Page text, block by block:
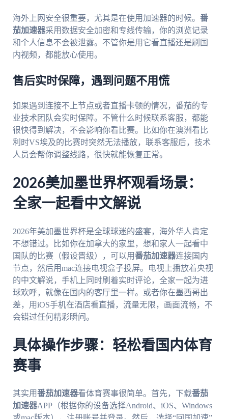
海外上网安全很重要，尤其是在使用加速器的时候。 番
茄加速器采用数据安全加密和专线传输，你的浏览记录
和个人信息不会被泄露。不管你是用它看直播还是刷国
内视频，都能放心使用。
售后实时保障，遇到问题不用慌
如果遇到连接不上节点或者直播卡顿的情况，番茄的专
业技术团队会实时保障。不管什么时候联系客服，都能
很快得到解决，不会影响你看比赛。比如你在澳洲看比
利时VS埃及的比赛时突然无法播放，联系客服后，技术
人员会帮你调整线路，很快就能恢复正常。
2026美加墨世界杯观看场景：
全家一起看中文解说
2026年美加墨世界杯是全球球迷的盛宴，海外华人肯定
不想错过。比如你在加拿大的家里，想和家人一起看中
国队的比赛（假设晋级），可以用番茄加速器连接国内
节点，然后用mac连接电视盒子投屏。电视上播放着央视
的中文解说，手机上同时刷着实时评论，全家一起为进
球欢呼，就像在国内的客厅里一样。或者你在墨西哥出
差，用iOS手机在酒店看直播，流量无限，画面流畅，不
会错过任何精彩瞬间。
具体操作步骤：轻松看国内体育
赛事
其实用番茄加速器看体育赛事很简单。首先，下载番茄
加速器APP（根据你的设备选择Android、iOS、Windows